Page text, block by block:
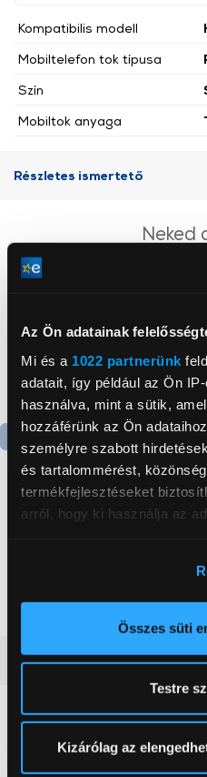
Az Ön adatainak
Mi és a 1022 partnerünk
adatait, így például az Ön
használva, mint a sütik,
hozzáférünk az Ön
személyre szabott
és tartalommérést,
termékfejlesztéseket
arról, hogy ki használja az
elhelyezkedéséről pár
Az Ön készülékén
módjairól és adja meg
pontban. Bármikor
Sütinyilatkozathoz való
Összes süti
Testre
Kizárólag az
Kompatibilis modell
Mobiltelefon tok típusa
Szín
Mobiltok anyaga
Részletes ismertető
Neked
Gorenje NRS8182KX Side
Vásárlói vélemények(0)